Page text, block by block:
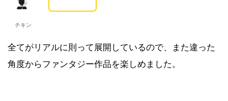
チキン
全てがリアルに則って展開しているので、また違った
角度からファンタジー作品を楽しめました。